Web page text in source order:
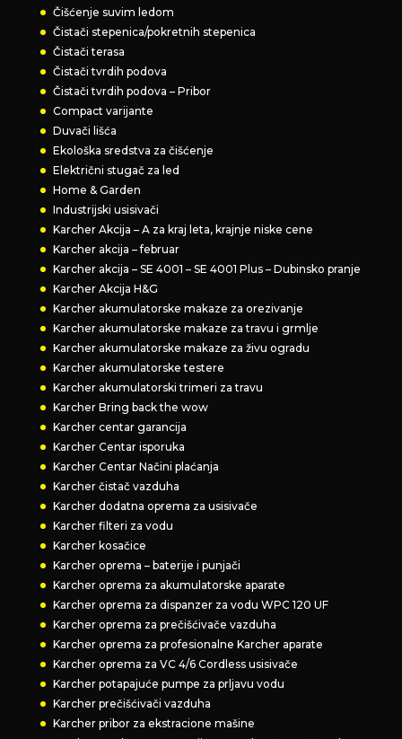
Čišćenje suvim ledom
Čistači stepenica/pokretnih stepenica
Čistači terasa
Čistači tvrdih podova
Čistači tvrdih podova – Pribor
Compact varijante
Duvači lišća
Ekološka sredstva za čišćenje
Električni stugač za led
Home & Garden
Industrijski usisivači
Karcher Akcija – A za kraj leta, krajnje niske cene
Karcher akcija – februar
Karcher akcija – SE 4001 – SE 4001 Plus – Dubinsko pranje
Karcher Akcija H&G
Karcher akumulatorske makaze za orezivanje
Karcher akumulatorske makaze za travu i grmlje
Karcher akumulatorske makaze za živu ogradu
Karcher akumulatorske testere
Karcher akumulatorski trimeri za travu
Karcher Bring back the wow
Karcher centar garancija
Karcher Centar isporuka
Karcher Centar Načini plaćanja
Karcher čistač vazduha
Karcher dodatna oprema za usisivače
Karcher filteri za vodu
Karcher kosačice
Karcher oprema – baterije i punjači
Karcher oprema za akumulatorske aparate
Karcher oprema za dispanzer za vodu WPC 120 UF
Karcher oprema za prečišćivače vazduha
Karcher oprema za profesionalne Karcher aparate
Karcher oprema za VC 4/6 Cordless usisivače
Karcher potapajuće pumpe za prljavu vodu
Karcher prečišćivači vazduha
Karcher pribor za ekstracione mašine